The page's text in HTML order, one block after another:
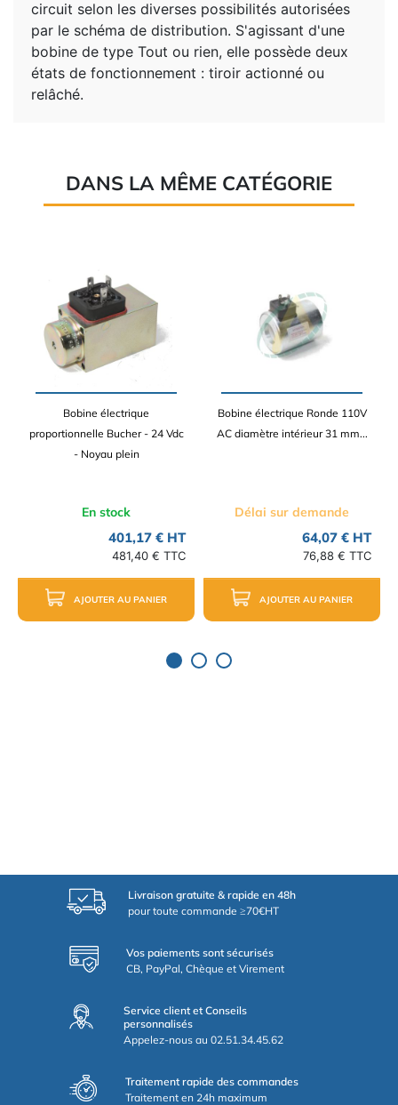
circuit selon les diverses possibilités autorisées
par le schéma de distribution. S'agissant d'une
bobine de type Tout ou rien, elle possède deux
états de fonctionnement : tiroir actionné ou
relâché.
DANS LA MÊME CATÉGORIE
Bobine électrique
proportionnelle Bucher - 24 Vdc
- Noyau plein
En stock
401,17 € HT
481,40 € TTC
AJOUTER AU PANIER
Bobine électrique Ronde 110V
AC diamètre intérieur 31 mm...
Délai sur demande
64,07 € HT
76,88 € TTC
AJOUTER AU PANIER
Livraison gratuite & rapide en 48h
pour toute commande ≥70€HT
Vos paiements sont sécurisés
CB, PayPal, Chèque et Virement
Service client et Conseils
personnalisés
Appelez-nous au 02.51.34.45.62
Traitement rapide des commandes
Traitement en 24h maximum